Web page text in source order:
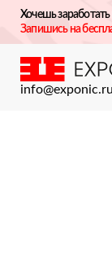
Хочешь заработать
Запишись на
info@exponic.ru